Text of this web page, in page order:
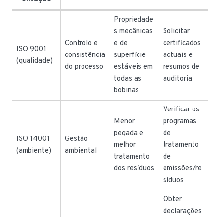
ISO 9001
(qualidade)
Controlo e
consistência
do processo
Propriedade
s mecânicas
e de
superfície
estáveis em
todas as
bobinas
Solicitar
certificados
actuais e
resumos de
auditoria
ISO 14001
(ambiente)
Gestão
ambiental
Menor
pegada e
melhor
tratamento
dos resíduos
Verificar os
programas
de
tratamento
de
emissões/re
síduos
Obter
declarações